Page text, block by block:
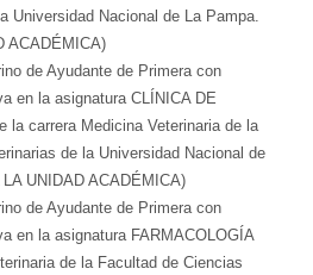
Universidad Nacional de La Pampa.
ACADÉMICA)
de Ayudante de Primera con
en la asignatura CLÍNICA DE
la carrera Medicina Veterinaria de la
de la Universidad Nacional de
UNIDAD ACADÉMICA)
de Ayudante de Primera con
en la asignatura FARMACOLOGÍA
de la Facultad de Ciencias